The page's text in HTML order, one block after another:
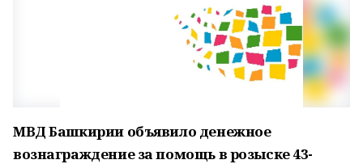
МВД Башкирии объявило денежное
вознаграждение за помощь в розыске 43-